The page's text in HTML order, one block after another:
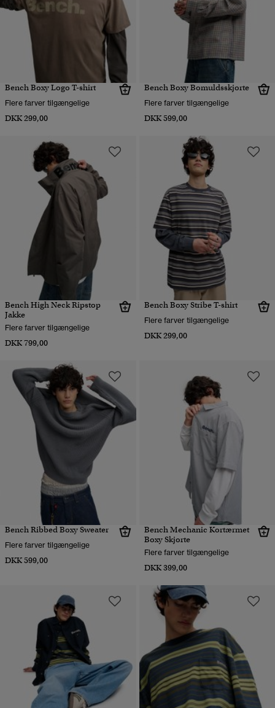
Bench Boxy Logo T-shirt
Flere farver tilgængelige
DKK 299,00
Bench Boxy Bomuldsskjorte
Flere farver tilgængelige
DKK 599,00
Bench High Neck Ripstop
Jakke
Flere farver tilgængelige
DKK 799,00
Bench Boxy Stribe T-shirt
Flere farver tilgængelige
DKK 299,00
Bench Ribbed Boxy Sweater
Flere farver tilgængelige
DKK 599,00
Bench Mechanic Kortærmet
Boxy Skjorte
Flere farver tilgængelige
DKK 399,00